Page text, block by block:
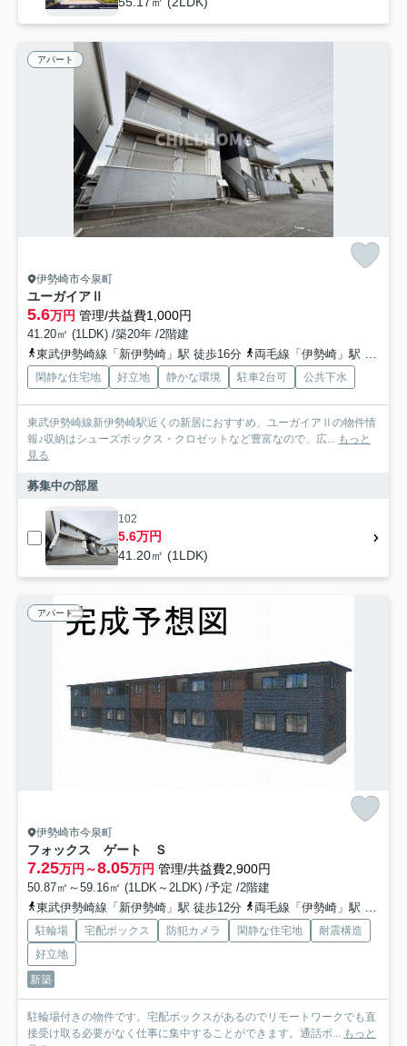
アパート
伊勢崎市今泉町
ユーガイアⅡ
5.6万円 管理/共益費1,000円
41.20㎡ (1LDK) /築20年 /2階建
東武伊勢崎線「新伊勢崎」駅 徒歩16分
両毛線「伊勢崎」駅 徒歩33分
閑静な住宅地 好立地 静かな環境 駐車2台可 公共下水
東武伊勢崎線新伊勢崎駅近くの新居におすすめ、ユーガイアⅡの物件情
報♪収納はシューズボックス・クロゼットなど豊富なので、広... もっと
見る
募集中の部屋
102
5.6万円
41.20㎡ (1LDK)
アパート
伊勢崎市今泉町
フォックス ゲート Ｓ
7.25万円～8.05万円 管理/共益費2,900円
50.87㎡～59.16㎡ (1LDK～2LDK) /予定 /2階建
東武伊勢崎線「新伊勢崎」駅 徒歩12分
両毛線「伊勢崎」駅 徒歩29分
駐輪場 宅配ボックス 防犯カメラ 閑静な住宅地
耐震構造
好立地
新築
駐輪場付きの物件です。宅配ボックスがあるのでリモートワークでも直
接受け取る必要がなく仕事に集中することができます。通話ボ... もっと